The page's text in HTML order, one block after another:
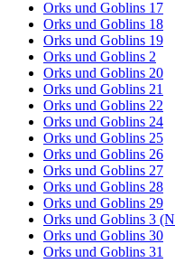
Orks und Goblins 17
Orks und Goblins 18
Orks und Goblins 19
Orks und Goblins 2
Orks und Goblins 20
Orks und Goblins 21
Orks und Goblins 22
Orks und Goblins 24
Orks und Goblins 25
Orks und Goblins 26
Orks und Goblins 27
Orks und Goblins 28
Orks und Goblins 29
Orks und Goblins 3
Orks und Goblins 30
Orks und Goblins 31